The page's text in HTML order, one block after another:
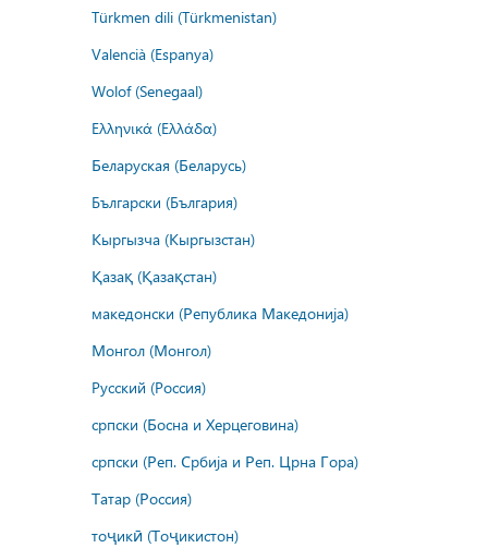
Türkmen dili (Türkmenistan)
Valencià (Espanya)
Wolof (Senegaal)
Ελληνικά (Ελλάδα)
Беларуская (Беларусь)
Български (България)
Кыргызча (Кыргызстан)
Қазақ (Қазақстан)
македонски (Република Македонија)
Монгол (Монгол)
Русский (Россия)
српски (Босна и Херцеговина)
српски (Реп. Србија и Реп. Црна Гора)
Татар (Россия)
тоҷикӣ (Тоҷикистон)